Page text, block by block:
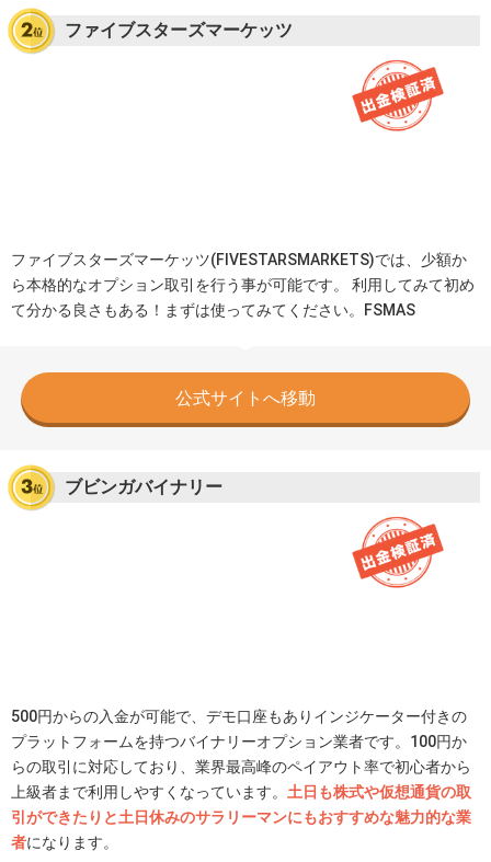
ファイブスターズマーケッツ
ファイブスターズマーケッツ(FIVESTARSMARKETS)では、少額か
ら本格的なオプション取引を行う事が可能です。 利用してみて初め
て分かる良さもある！まずは使ってみてください。FSMAS
公式サイトへ移動
ブビンガバイナリー
500円からの入金が可能で、デモ口座もありインジケーター付きの
プラットフォームを持つバイナリーオプション業者です。100円か
らの取引に対応しており、業界最高峰のペイアウト率で初心者から
上級者まで利用しやすくなっています。 土日も株式や仮想通貨の取
引ができたりと土日休みのサラリーマンにもおすすめな魅力的な業
者になります。